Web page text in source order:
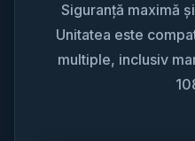
Siguranță maximă
Unitatea este
multiple, inclusiv